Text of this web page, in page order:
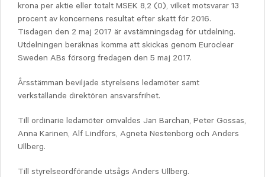
krona per aktie eller totalt MSEK 8,2 (0), vilket motsvarar 13
procent av koncernens resultat efter skatt för 2016.
Tisdagen den 2 maj 2017 är avstämningsdag för utdelning.
Utdelningen beräknas komma att skickas genom Euroclear
Sweden ABs försorg fredagen den 5 maj 2017.
Årsstämman beviljade styrelsens ledamöter samt
verkställande direktören ansvarsfrihet.
Till ordinarie ledamöter omvaldes Jan Barchan, Peter Gossas,
Anna Karinen, Alf Lindfors, Agneta Nestenborg och Anders
Ullberg.
Till styrelseordförande utsågs Anders Ullberg.